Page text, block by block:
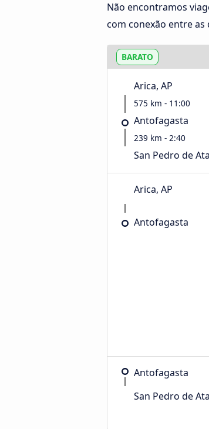
Não encontramos
com conexão entre as
BARATO
Arica, AP
575 km - 11:00
Antofagasta
239 km - 2:40
San Pedro de
Arica, AP
Antofagasta
Antofagasta
San Pedro de